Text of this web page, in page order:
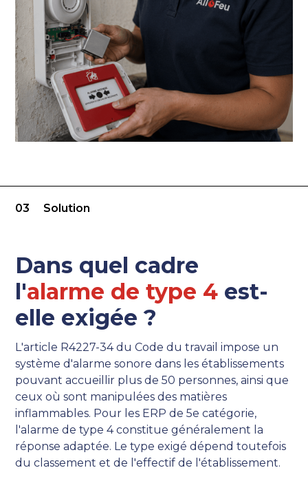
03 Solution
Dans quel cadre
l'alarme de type 4 est-
elle exigée ?
L'article R4227-34 du Code du travail impose un
système d'alarme sonore dans les établissements
pouvant accueillir plus de 50 personnes, ainsi que
ceux où sont manipulées des matières
inflammables. Pour les ERP de 5e catégorie,
l'alarme de type 4 constitue généralement la
réponse adaptée. Le type exigé dépend toutefois
du classement et de l'effectif de l'établissement.